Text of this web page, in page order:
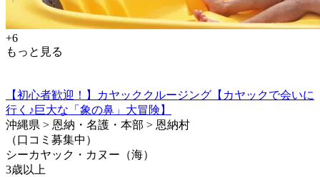
+6
もっと見る
【初心者歓迎！】カヤッククルージング【カヤックで会いに
行く♪巨大な「象の鼻」大冒険】
沖縄県 > 恩納・名護・本部 > 恩納村
（口コミ募集中）
シーカヤック・カヌー（海）
3歳以上